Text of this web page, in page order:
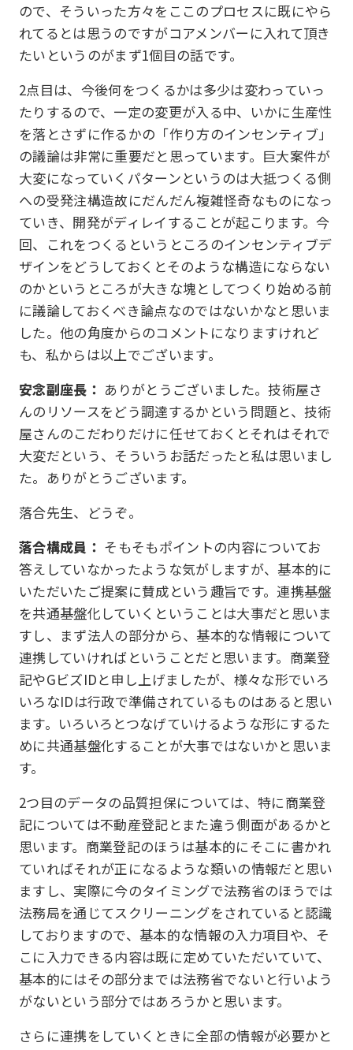
ので、そういった方々をここのプロセスに既にやら
れてるとは思うのですがコアメンバーに入れて頂き
たいというのがまず1個目の話です。
2点目は、今後何をつくるかは多少は変わっていっ
たりするので、一定の変更が入る中、いかに生産性
を落とさずに作るかの「作り方のインセンティブ」
の議論は非常に重要だと思っています。巨大案件が
大変になっていくパターンというのは大抵つくる側
への受発注構造故にだんだん複雑怪奇なものになっ
ていき、開発がディレイすることが起こります。今
回、これをつくるというところのインセンティブデ
ザインをどうしておくとそのような構造にならない
のかというところが大きな塊としてつくり始める前
に議論しておくべき論点なのではないかなと思いま
した。他の角度からのコメントになりますけれど
も、私からは以上でございます。
安念副座長： ありがとうございました。技術屋さ
んのリソースをどう調達するかという問題と、技術
屋さんのこだわりだけに任せておくとそれはそれで
大変だという、そういうお話だったと私は思いまし
た。ありがとうございます。
落合先生、どうぞ。
落合構成員： そもそもポイントの内容についてお
答えしていなかったような気がしますが、基本的に
いただいたご提案に賛成という趣旨です。連携基盤
を共通基盤化していくということは大事だと思いま
すし、まず法人の部分から、基本的な情報について
連携していければということだと思います。商業登
記やGビズIDと申し上げましたが、様々な形でいろ
いろなIDは行政で準備されているものはあると思い
ます。いろいろとつなげていけるような形にするた
めに共通基盤化することが大事ではないかと思いま
す。
2つ目のデータの品質担保については、特に商業登
記については不動産登記とまた違う側面があるかと
思います。商業登記のほうは基本的にそこに書かれ
ていればそれが正になるような類いの情報だと思い
ますし、実際に今のタイミングで法務省のほうでは
法務局を通じてスクリーニングをされていると認識
しておりますので、基本的な情報の入力項目や、そ
こに入力できる内容は既に定めていただいていて、
基本的にはその部分までは法務省でないと行いよう
がないという部分ではあろうかと思います。
さらに連携をしていくときに全部の情報が必要かと